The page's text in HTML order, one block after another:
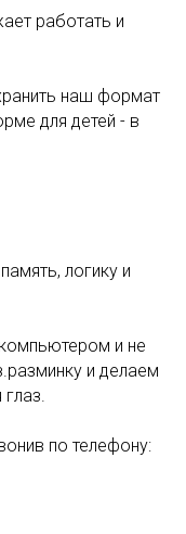
работать и
наш формат
для детей - в
логику и
и не
и делаем
по телефону: